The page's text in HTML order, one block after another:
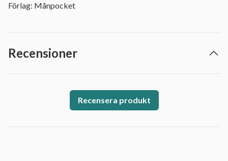
Förlag: Månpocket
Recensioner
Recensera produkt